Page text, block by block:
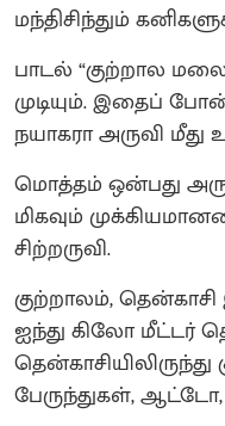
மந்திசிந்தும்
பாடல் “குற்றால
முடியும். இதைப்
நயாகரா அருவி
மொத்தம் ஒன்பது
மிகவும்
சிற்றருவி.
குற்றாலம், தென்காசி
ஐந்து கிலோ மீட்டர்
பேருந்துகள்,